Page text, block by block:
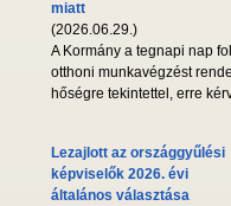
miatt
(2026.06.29.)
A Kormány a tegnapi nap
otthoni munkavégzést
hőségre tekintettel, erre
Lezajlott az országgyűlési
képviselők 2026. évi
általános választása